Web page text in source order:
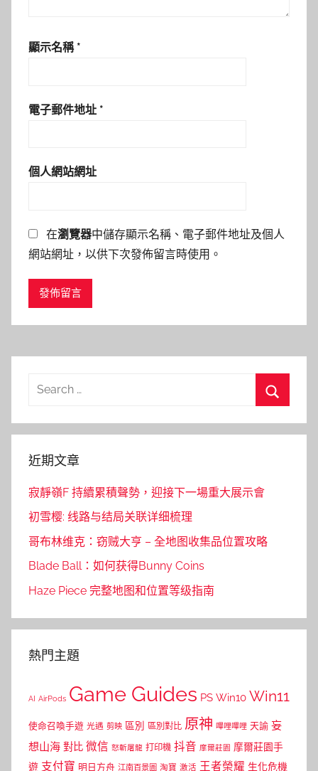
顯示名稱 *
電子郵件地址 *
個人網站網址
在瀏覽器中儲存顯示名稱、電子郵件地址及個人
網站網址，以供下次發佈留言時使用。
Search
近期文章
寂靜嶺F 持續累積聲勢，迎接下一場重大展示會
初雪樱: 线路与结局关联详细梳理
哥布林维克：窃贼大亨 – 全地图收集品位置攻略
Blade Ball：如何获得Bunny Coins
Haze Piece 完整地图和位置等级指南
熱門主題
AI AirPods Game Guides PS Win10 Win11
使命召喚手遊 光遇 剪映 區別 區別對比 原神 嗶哩嗶哩 天諭 妄
想山海 對比 微信 怒斬屠龍 打印機 抖音 摩爾莊園 摩爾莊園手
遊 支付寶 明日方舟 江南百景圖 淘寶 激活 王者榮耀 生化危機